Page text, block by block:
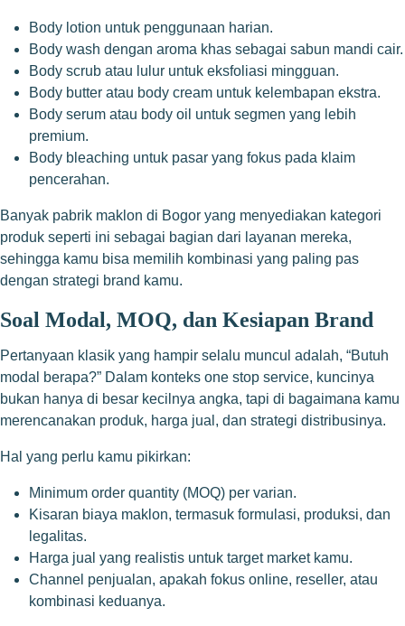
Body lotion untuk penggunaan harian.
Body wash dengan aroma khas sebagai sabun mandi cair.
Body scrub atau lulur untuk eksfoliasi mingguan.
Body butter atau body cream untuk kelembapan ekstra.
Body serum atau body oil untuk segmen yang lebih
premium.
Body bleaching untuk pasar yang fokus pada klaim
pencerahan.
Banyak pabrik maklon di Bogor yang menyediakan kategori
produk seperti ini sebagai bagian dari layanan mereka,
sehingga kamu bisa memilih kombinasi yang paling pas
dengan strategi brand kamu.
Soal Modal, MOQ, dan Kesiapan Brand
Pertanyaan klasik yang hampir selalu muncul adalah, “Butuh
modal berapa?” Dalam konteks one stop service, kuncinya
bukan hanya di besar kecilnya angka, tapi di bagaimana kamu
merencanakan produk, harga jual, dan strategi distribusinya.
Hal yang perlu kamu pikirkan:
Minimum order quantity (MOQ) per varian.
Kisaran biaya maklon, termasuk formulasi, produksi, dan
legalitas.
Harga jual yang realistis untuk target market kamu.
Channel penjualan, apakah fokus online, reseller, atau
kombinasi keduanya.